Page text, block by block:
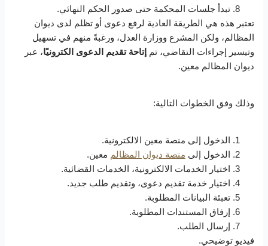
تبدأ جلسات المحكمة حتى صدور الحكم النهائي.
تعتبر هذه هي الطريقة العادية لرفع دعوى أو تظلم لدى ديوان
المظالم، ولكن المشرع ووزارة العدل، ورغبةً منهم في تسهيل
وتيسير إجراءات التقاضي، تم إتاحة تقديم الدعوى الكترونيًا، عبر
ديوان المظالم معين.
وذلك وفق الخطوات التالية:
الدخول إلى منصة معين الالكترونية.
الدخول إلى منصة ديوان المظالم معين.
اختيار الخدمات الالكترونية، الخدمات القضائية.
اختيار خدمة تقديم دعوى، وتقديم طلب جديد.
تعبئة البيانات المطلوبة.
إرفاق المستندات المطلوبة.
إرسال الطلب.
فيديو توضيحي.